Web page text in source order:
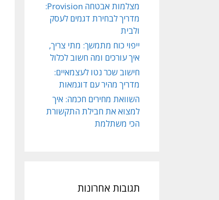
מצלמות אבטחה Provision:
מדריך לבחירת דגמים לעסק
ולבית
ייפוי כוח מתמשך: מתי צריך,
איך עורכים ומה חשוב לכלול
חישוב שכר נטו לעצמאיים:
מדריך מהיר עם דוגמאות
השוואת מחירים חכמה: איך
למצוא את חבילת התקשורת
הכי משתלמת
תגובות אחרונות